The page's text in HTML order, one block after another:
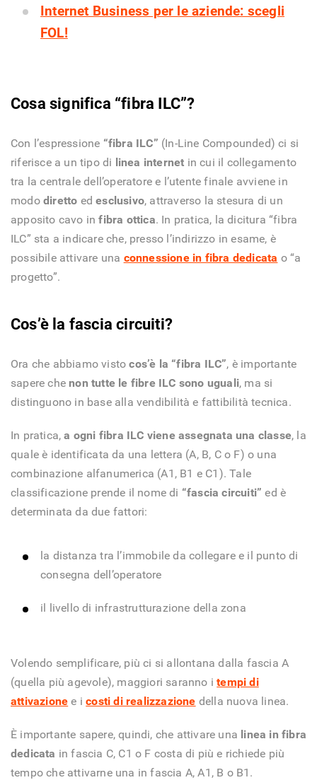
Internet Business per le aziende: scegli
FOL!
Cosa significa “fibra ILC”?
Con l’espressione “fibra ILC” (In-Line Compounded) ci si
riferisce a un tipo di linea internet in cui il collegamento
tra la centrale dell’operatore e l’utente finale avviene in
modo diretto edesclusivo, attraverso la stesura di un
apposito cavo infibra ottica. In pratica, la dicitura “fibra
ILC” sta a indicare che, presso l’indirizzo in esame, è
possibile attivare una connessione in fibra dedicata o “a
progetto”.
Cos’è la fascia circuiti?
Ora che abbiamo vistocos’è la “fibra ILC”, è importante
sapere che non tutte le fibre ILC sono uguali, ma si
distinguono in base alla vendibilità e fattibilità tecnica.
In pratica,a ogni fibra ILC viene assegnata una classe, la
quale è identificata da una lettera (A, B, C o F) o una
combinazione alfanumerica (A1, B1 e C1). Tale
classificazione prende il nome di “fascia circuiti” ed è
determinata da due fattori:
la distanza tra l’immobile da collegare e il punto di
consegna dell’operatore
il livello di infrastrutturazione della zona
Volendo semplificare, più ci si allontana dalla fascia A
(quella più agevole), maggiori saranno itempi di
attivazione e icosti di realizzazione della nuova linea.
È importante sapere, quindi, che attivare una linea in fibra
dedicata in fascia C, C1 o F costa di più e richiede più
tempo che attivarne una in fascia A, A1, B o B1.